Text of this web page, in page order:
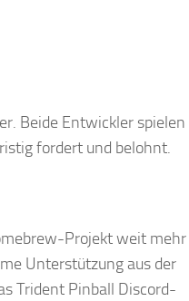
Beide Entwickler spielen
fordert und belohnt.
Projekt weit mehr
Unterstützung aus der
Trident Pinball Discord-